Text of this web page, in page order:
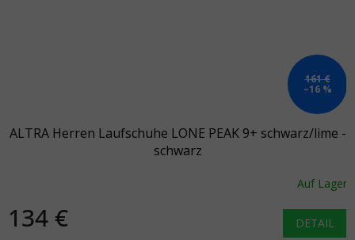
161 €
–16 %
ALTRA Herren Laufschuhe LONE PEAK 9+ schwarz/lime -
schwarz
Auf Lager
134 € DETAIL